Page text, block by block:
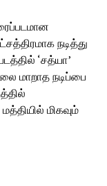
நடித்து
‘சத்யா’
மாறாத நடிப்பை
மிகவும்